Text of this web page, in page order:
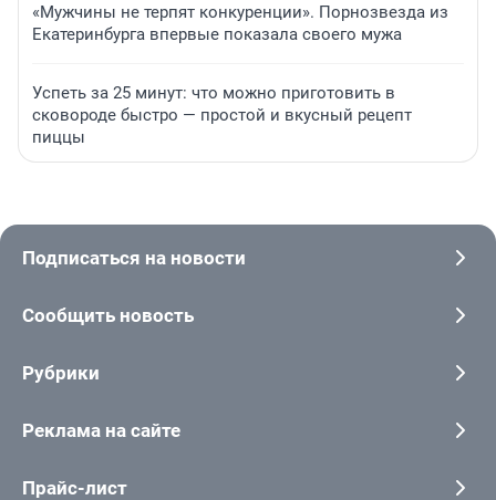
«Мужчины не терпят конкуренции». Порнозвезда из
Екатеринбурга впервые показала своего мужа
Успеть за 25 минут: что можно приготовить в
сковороде быстро — простой и вкусный рецепт
пиццы
Подписаться на новости
Сообщить новость
Рубрики
Реклама на сайте
Прайс-лист